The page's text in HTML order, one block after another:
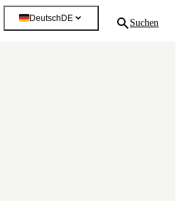
Deutsch DE Suchen